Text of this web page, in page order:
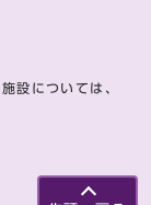
設については、